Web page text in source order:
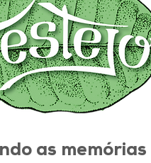
as memórias